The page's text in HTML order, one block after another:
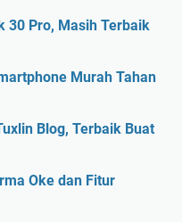
30 Pro, Masih Terbaik
Murah Tahan
Blog, Terbaik Buat
Oke dan Fitur